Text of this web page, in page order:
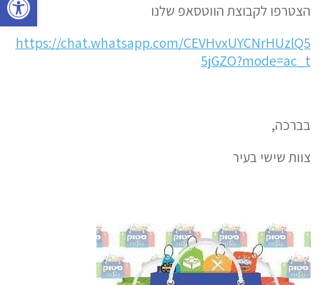
הצטרפו לקבוצת הווטסאפ שלנו
https://chat.whatsapp.com/CEVHvxUYCNrHUzlQ5
5jGZO?mode=ac_t
בברכה,
צוות שישי בעיר